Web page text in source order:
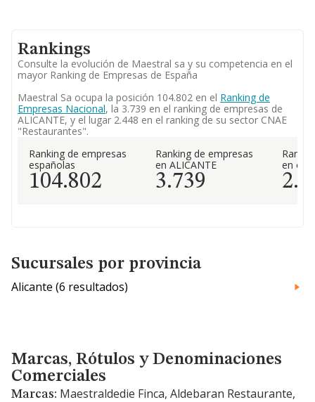
Rankings
Consulte la evolución de Maestral sa y su competencia en el
mayor Ranking de Empresas de España
Maestral Sa ocupa la posición 104.802 en el Ranking de
Empresas Nacional, la 3.739 en el ranking de empresas de
ALICANTE, y el lugar 2.448 en el ranking de su sector CNAE
"Restaurantes".
Ranking de empresas
españolas
104.802
Ranking de empresas
en ALICANTE
3.739
en el
Sucursales por provincia
Alicante (6 resultados)
Marcas, Rótulos y Denominaciones Comerciales
Marcas, Rótulos y Denominaciones
Comerciales
Marcas: Maestraldedie Finca, Aldebaran Restaurante,